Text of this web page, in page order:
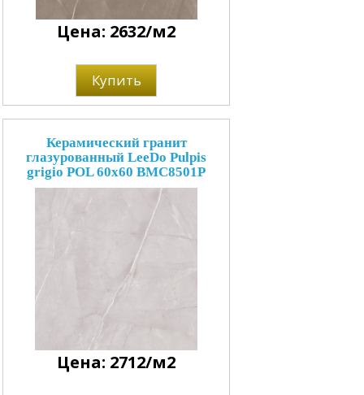
Цена: 2632/м2
Купить
Керамический гранит
глазурованный LeeDo Pulpis
grigio POL 60x60 BMC8501P
Цена: 2712/м2